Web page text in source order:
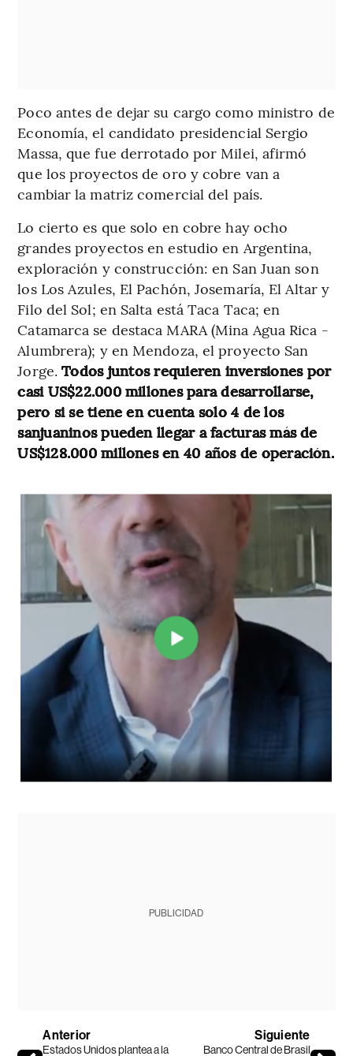
Poco antes de dejar su cargo como ministro de
Economía, el candidato presidencial Sergio
Massa, que fue derrotado por Milei, afirmó
que los proyectos de oro y cobre van a
cambiar la matriz comercial del país.
Lo cierto es que solo en cobre hay ocho
grandes proyectos en estudio en Argentina,
exploración y construcción: en San Juan son
los Los Azules, El Pachón, Josemaría, El Altar y
Filo del Sol; en Salta está Taca Taca; en
Catamarca se destaca MARA (Mina Agua Rica -
Alumbrera); y en Mendoza, el proyecto San
Jorge. Todos juntos requieren inversiones por
casi US$22.000 millones para desarrollarse,
pero si se tiene en cuenta solo 4 de los
sanjuaninos pueden llegar a facturas más de
US$128.000 millones en 40 años de operación.
PUBLICIDAD
Anterior
Estados Unidos plantea a la
Siguiente
Banco Central de Brasil